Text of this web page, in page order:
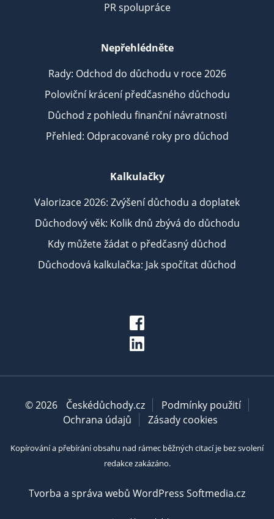
PR spolupráce
Nepřehlédněte
Rady: Odchod do důchodu v roce 2026
Poloviční krácení předčasného důchodu
Důchod z pohledu finanční návratnosti
Přehled: Odpracované roky pro důchod
Kalkulačky
Valorizace 2026: Zvýšení důchodu a doplatek
Důchodový věk: Kolik dnů zbývá do důchodu
Kdy můžete žádat o předčasný důchod
Důchodová kalkulačka: Jak spočítat důchod
© 2026 Českédůchody.cz
Podmínky použití
Ochrana údajů
Zásady cookies
Kopírování a přebírání obsahu nad rámec běžných citací je bez svolení
redakce zakázáno.
Tvorba a správa webů WordPress Softmedia.cz